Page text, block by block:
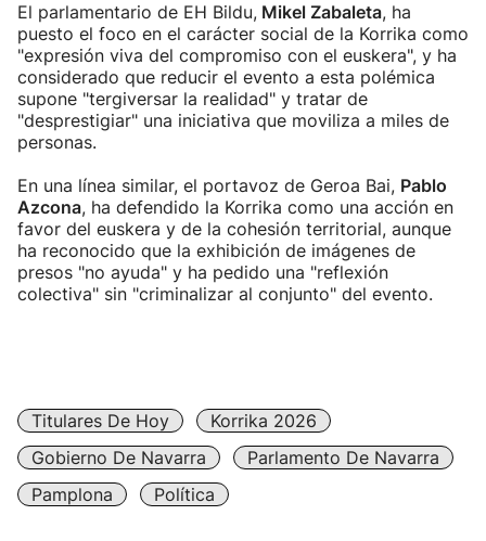
El parlamentario de EH Bildu, Mikel Zabaleta, ha
puesto el foco en el carácter social de la Korrika como
"expresión viva del compromiso con el euskera", y ha
considerado que reducir el evento a esta polémica
supone "tergiversar la realidad" y tratar de
"desprestigiar" una iniciativa que moviliza a miles de
personas.
En una línea similar, el portavoz de Geroa Bai, Pablo
Azcona, ha defendido la Korrika como una acción en
favor del euskera y de la cohesión territorial, aunque
ha reconocido que la exhibición de imágenes de
presos "no ayuda" y ha pedido una "reflexión
colectiva" sin "criminalizar al conjunto" del evento.
Titulares De Hoy
Korrika 2026
Gobierno De Navarra
Parlamento De Navarra
Pamplona
Política